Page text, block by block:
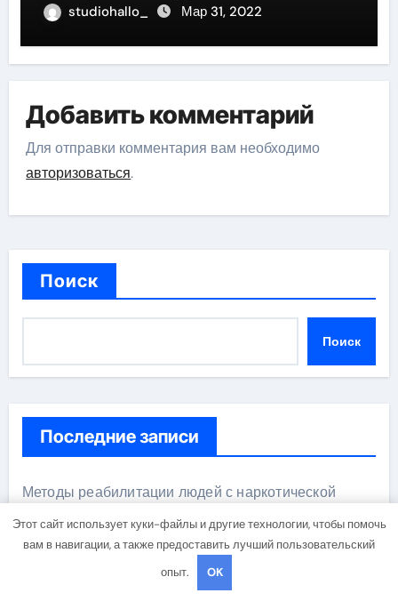
studiohallo_ Мар 31, 2022
Добавить комментарий
Для отправки комментария вам необходимо
авторизоваться.
Поиск
Поиск
Последние записи
Методы реабилитации людей с наркотической
Применение капельниц для детоксикации и
восстановления при похмельном синдроме
Этот сайт использует куки-файлы и другие технологии, чтобы помочь
вам в навигации, а также предоставить лучший пользовательский
опыт.
OK